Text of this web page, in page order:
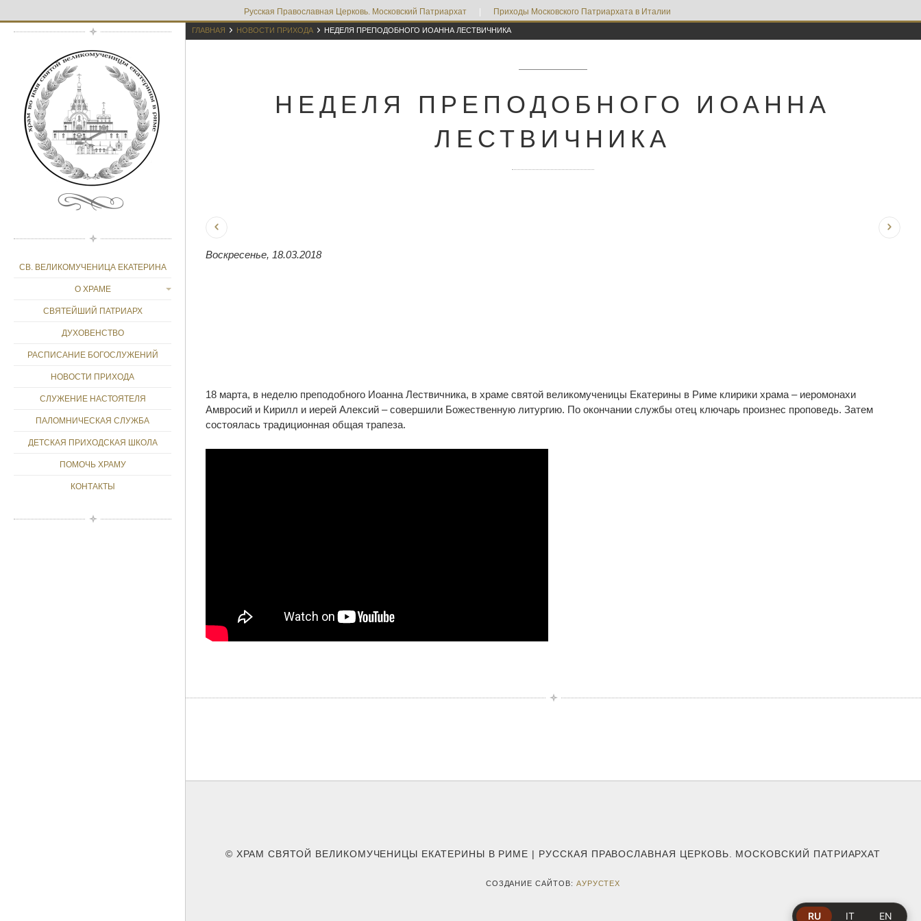
Русская Православная Церковь. Московский Патриархат Приходы Московского Патриархата в Италии
RU IT EN
СВ. ВЕЛИКОМУЧЕНИЦА ЕКАТЕРИНА
О ХРАМЕ
СВЯТЕЙШИЙ ПАТРИАРХ
ДУХОВЕНСТВО
РАСПИСАНИЕ БОГОСЛУЖЕНИЙ
НОВОСТИ ПРИХОДА
СЛУЖЕНИЕ НАСТОЯТЕЛЯ
ПАЛОМНИЧЕСКАЯ СЛУЖБА
ДЕТСКАЯ ПРИХОДСКАЯ ШКОЛА
ПОМОЧЬ ХРАМУ
КОНТАКТЫ
ГЛАВНАЯ  НОВОСТИ ПРИХОДА  НЕДЕЛЯ ПРЕПОДОБНОГО ИОАННА ЛЕСТВИЧНИКА
НЕДЕЛЯ ПРЕПОДОБНОГО ИОАННА
ЛЕСТВИЧНИКА
Воскресенье, 18.03.2018
18 марта, в неделю преподобного Иоанна Лествичника, в храме святой великомученицы Екатерины в Риме клирики храма – иеромонахи
Амвросий и Кирилл и иерей Алексий – совершили Божественную литургию. По окончании службы отец ключарь произнес проповедь. Затем
состоялась традиционная общая трапеза.
© ХРАМ СВЯТОЙ ВЕЛИКОМУЧЕНИЦЫ ЕКАТЕРИНЫ В РИМЕ | РУССКАЯ ПРАВОСЛАВНАЯ ЦЕРКОВЬ. МОСКОВСКИЙ ПАТРИАРХАТ
СОЗДАНИЕ САЙТОВ: АУРУСТЕХ